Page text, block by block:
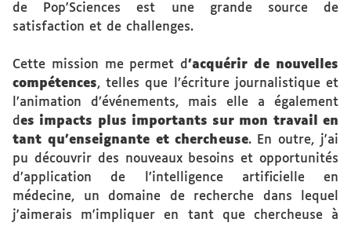
de Pop'Sciences est une grande source de
satisfaction et de challenges.
Cette mission me permet d'acquérir de nouvelles
compétences, telles que l’écriture journalistique et
l’animation d’événements, mais elle a également
des impacts plus importants sur mon travail en
tant qu'enseignante et chercheuse. En outre, j'ai
pu découvrir des nouveaux besoins et opportunités
d’application de l’intelligence artificielle en
médecine, un domaine de recherche dans lequel
j'aimerais m'impliquer en tant que chercheuse à